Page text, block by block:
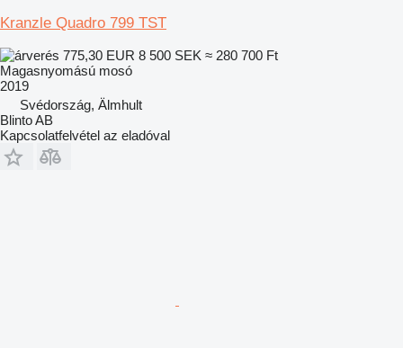
Kranzle Quadro 799 TST
775,30 EUR 8 500 SEK ≈ 280 700 Ft
Magasnyomású mosó
2019
Svédország, Älmhult
Blinto AB
Kapcsolatfelvétel az eladóval